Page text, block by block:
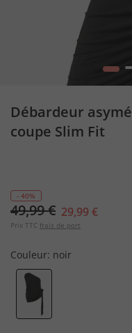
1
Débardeur
coupe Slim Fit
- 40%
49,99 € 29,99 €
Prix TTC frais de port
Couleur: noir